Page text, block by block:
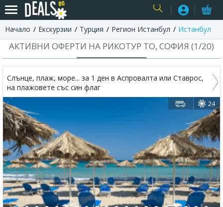
USER
Начало Екскурзии Турция Регион Истанбул Истанбул
АКТИВНИ ОФЕРТИ НА РИКОТУР TO, СОФИЯ (1/20)
Слънце, плаж, море... за 1 ден в Аспровалта или Ставрос,
на плажовете със син флаг
24